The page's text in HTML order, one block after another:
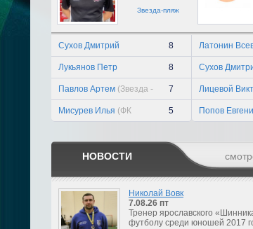
Звезда-пляж
Сухов Дмитрий
(Ярославское взморье)
8
Лукьянов Петр
(Ярославское взморье)
8
Павлов Артем (Звезда -
BigTech п)
7
Мисурев Илья (ФК
Судиславль)
5
Латонин
(Звезда-
Сухов
Лицевой
пляж)
Попов
НОВОСТИ
Николай Вовк
7.08.26 пт
Тренер ярославского
футболу среди юношей 2017